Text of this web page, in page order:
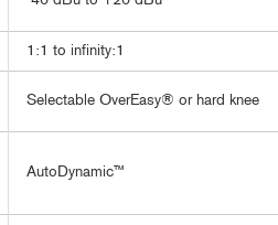
1:1 to infinity:1
Selectable OverEasy® or hard knee
AutoDynamic™